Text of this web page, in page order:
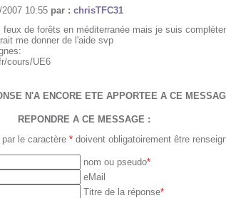
10:55 par : chrisTFC31
de forêts en méditerranée mais je suis
me donner de l'aide svp
cours/UE6
N'A ENCORE ETE APPORTEE A CE
REPONDRE A CE MESSAGE :
le caractère *doivent obligatoirement être
nom ou pseudo*
eMail
Titre de la réponse*